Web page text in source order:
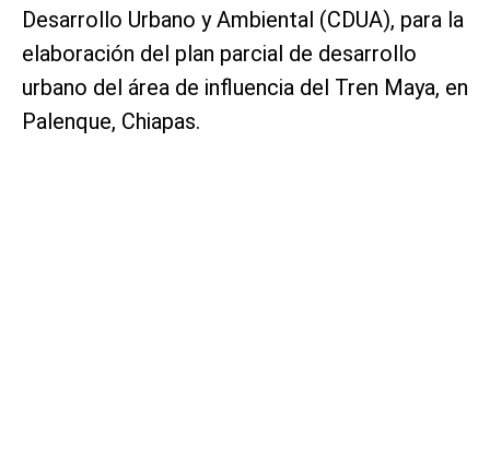
Desarrollo Urbano y Ambiental (CDUA), para la
elaboración del plan parcial de desarrollo
urbano del área de influencia del Tren Maya, en
Palenque, Chiapas.